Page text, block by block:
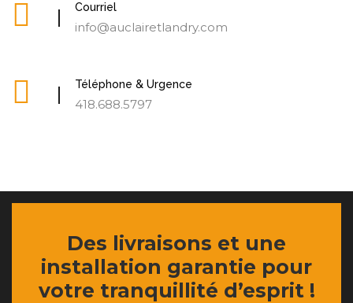
Courriel
info@auclairetlandry.com
Téléphone & Urgence
418.688.5797
Des livraisons et une
installation garantie pour
votre tranquillité d’esprit !